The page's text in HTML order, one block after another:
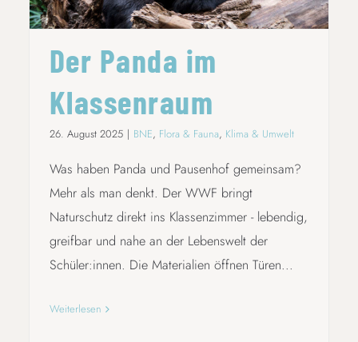
Der Panda im
Klassenraum
26. August 2025 | BNE, Flora & Fauna, Klima & Umwelt
Was haben Panda und Pausenhof gemeinsam?
Mehr als man denkt. Der WWF bringt
Naturschutz direkt ins Klassenzimmer - lebendig,
greifbar und nahe an der Lebenswelt der
Schüler:innen. Die Materialien öffnen Türen...
Weiterlesen